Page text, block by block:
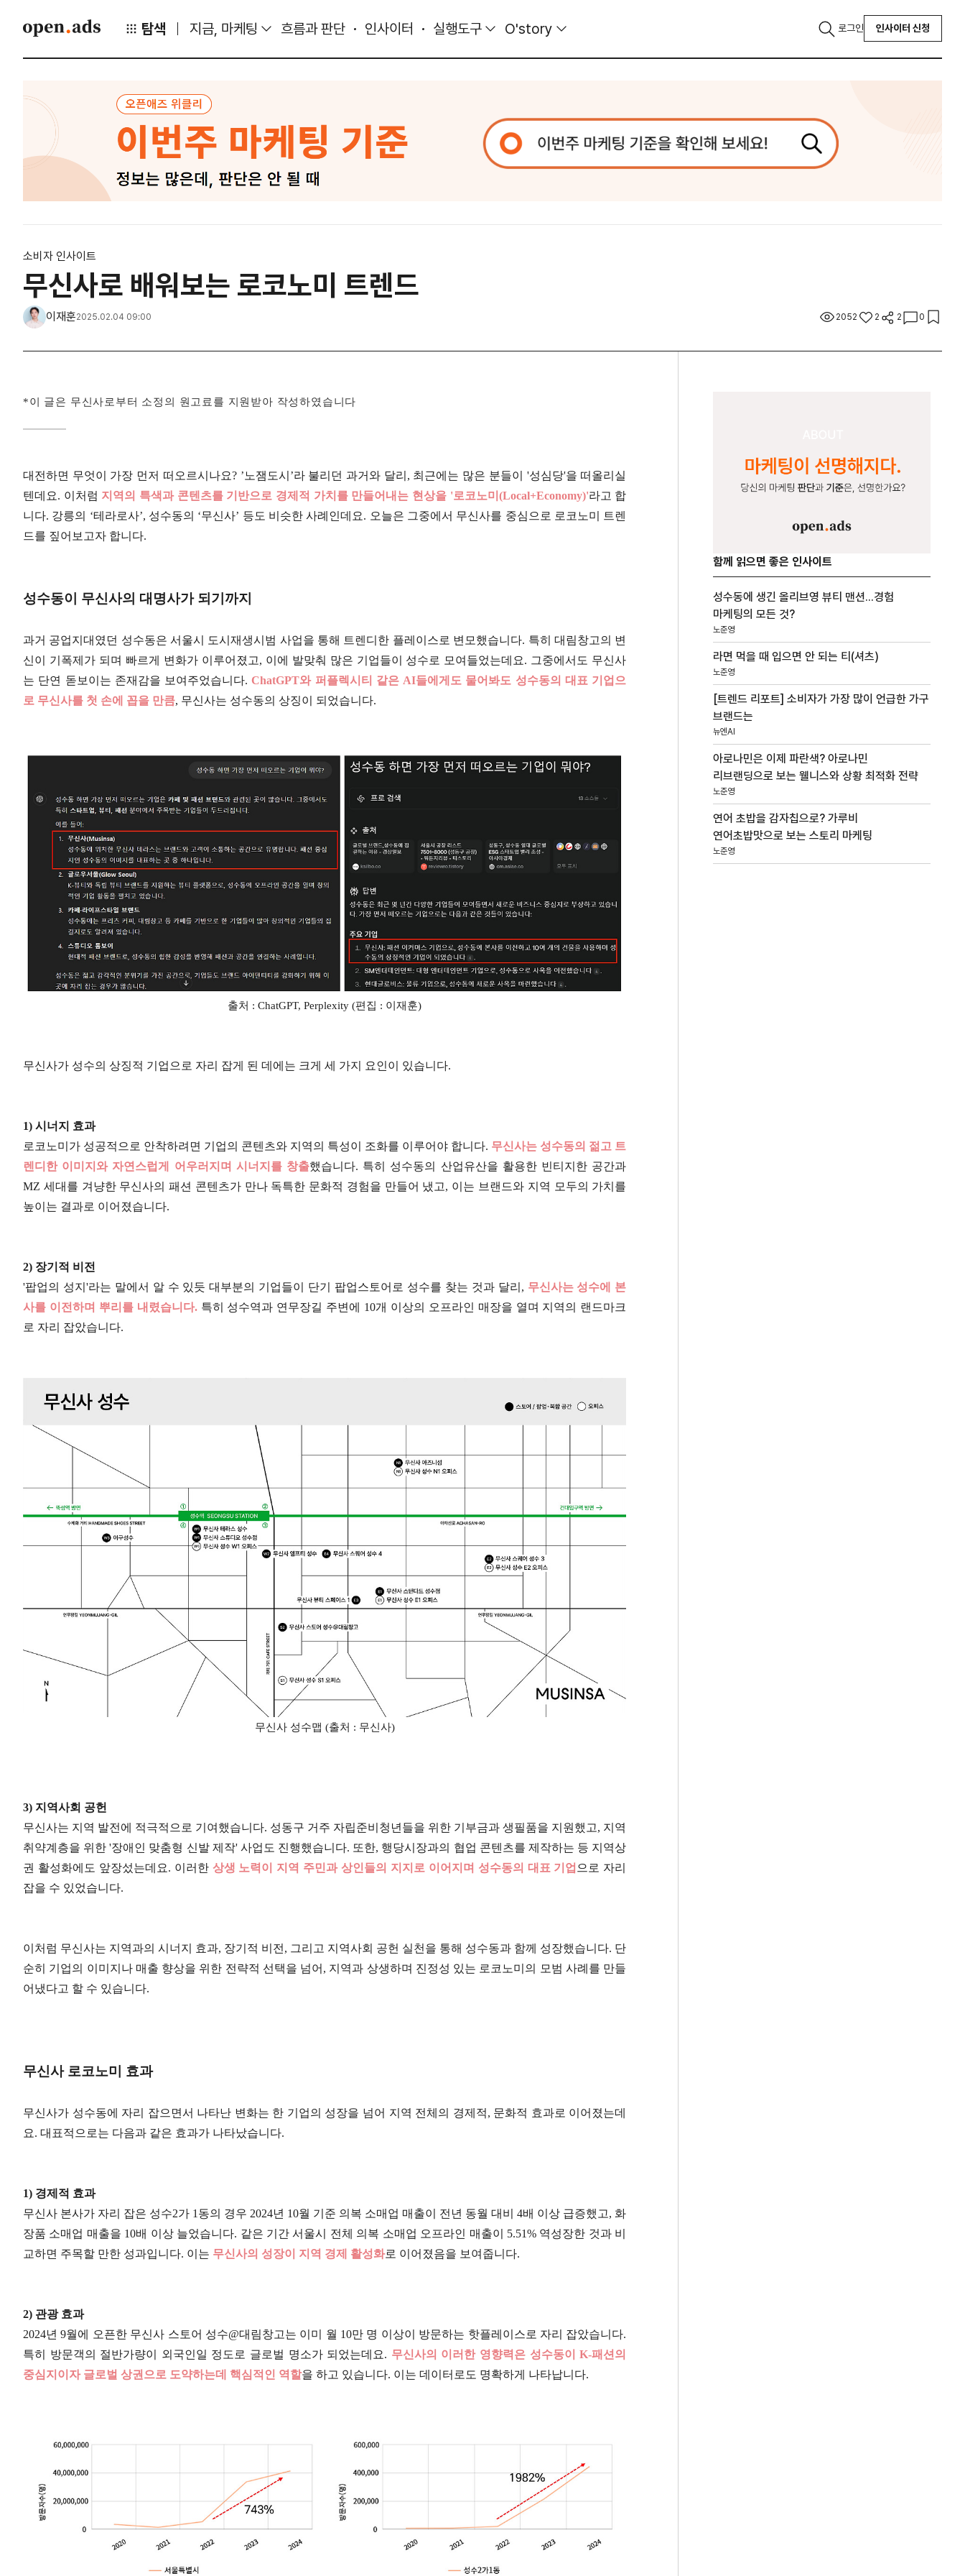
탐색 지금, 마케팅 흐름과 판단 인사이터 실행도구 O'story 로그인 인사이터 신청
소비자 인사이트
무신사로 배워보는 로코노미 트렌드
이재훈2025.02.04 09:00 2052 2 2 0
*이 글은 무신사로부터 소정의 원고료를 지원받아 작성하였습니다
대전하면 무엇이 가장 먼저 떠오르시나요? ’노잼도시’라 불리던 과거와 달리, 최근에는 많은 분들이 '성심당'을 떠올리실
텐데요. 이처럼 지역의 특색과 콘텐츠를 기반으로 경제적 가치를 만들어내는 현상을 '로코노미(Local+Economy)'라고 합
니다. 강릉의 ‘테라로사’, 성수동의 ‘무신사’ 등도 비슷한 사례인데요. 오늘은 그중에서 무신사를 중심으로 로코노미 트렌
드를 짚어보고자 합니다.
성수동이 무신사의 대명사가 되기까지
과거 공업지대였던 성수동은 서울시 도시재생시범 사업을 통해 트렌디한 플레이스로 변모했습니다. 특히 대림창고의 변
신이 기폭제가 되며 빠르게 변화가 이루어졌고, 이에 발맞춰 많은 기업들이 성수로 모여들었는데요. 그중에서도 무신사
는 단연 돋보이는 존재감을 보여주었습니다.ChatGPT와 퍼플렉시티 같은 AI들에게도 물어봐도 성수동의 대표 기업으
로 무신사를 첫 손에 꼽을 만큼, 무신사는 성수동의 상징이 되었습니다.
출처 : ChatGPT, Perplexity (편집 : 이재훈)
무신사가 성수의 상징적 기업으로 자리 잡게 된 데에는 크게 세 가지 요인이 있습니다.
1) 시너지 효과
로코노미가 성공적으로 안착하려면 기업의 콘텐츠와 지역의 특성이 조화를 이루어야 합니다. 무신사는 성수동의 젊고 트
렌디한 이미지와 자연스럽게 어우러지며 시너지를 창출했습니다. 특히 성수동의 산업유산을 활용한 빈티지한 공간과
MZ 세대를 겨냥한 무신사의 패션 콘텐츠가 만나 독특한 문화적 경험을 만들어 냈고, 이는 브랜드와 지역 모두의 가치를
높이는 결과로 이어졌습니다.
2) 장기적 비전
'팝업의 성지'라는 말에서 알 수 있듯 대부분의 기업들이 단기 팝업스토어로 성수를 찾는 것과 달리, 무신사는 성수에 본
사를 이전하며 뿌리를 내렸습니다. 특히 성수역과 연무장길 주변에 10개 이상의 오프라인 매장을 열며 지역의 랜드마크
로 자리 잡았습니다.
무신사 성수맵 (출처 : 무신사)
3) 지역사회 공헌
무신사는 지역 발전에 적극적으로 기여했습니다. 성동구 거주 자립준비청년들을 위한 기부금과 생필품을 지원했고, 지역
취약계층을 위한 '장애인 맞춤형 신발 제작' 사업도 진행했습니다. 또한, 행당시장과의 협업 콘텐츠를 제작하는 등 지역상
권 활성화에도 앞장섰는데요. 이러한 상생 노력이 지역 주민과 상인들의 지지로 이어지며 성수동의 대표 기업 으로 자리
잡을 수 있었습니다.
이처럼 무신사는 지역과의 시너지 효과, 장기적 비전, 그리고 지역사회 공헌 실천을 통해 성수동과 함께 성장했습니다. 단
순히 기업의 이미지나 매출 향상을 위한 전략적 선택을 넘어, 지역과 상생하며 진정성 있는 로코노미의 모범 사례를 만들
어냈다고 할 수 있습니다.
무신사 로코노미 효과
무신사가 성수동에 자리 잡으면서 나타난 변화는 한 기업의 성장을 넘어 지역 전체의 경제적, 문화적 효과로 이어졌는데
요. 대표적으로는 다음과 같은 효과가 나타났습니다.
1) 경제적 효과
무신사 본사가 자리 잡은 성수2가 1동의 경우 2024년 10월 기준 의복 소매업 매출이 전년 동월 대비 4배 이상 급증했고, 화
장품 소매업 매출을 10배 이상 늘었습니다. 같은 기간 서울시 전체 의복 소매업 오프라인 매출이 5.51% 역성장한 것과 비
교하면 주목할 만한 성과입니다. 이는 무신사의 성장이 지역 경제 활성화로 이어졌음을 보여줍니다.
2) 관광 효과
2024년 9월에 오픈한 무신사 스토어 성수@대림창고는 이미 월 10만 명 이상이 방문하는 핫플레이스로 자리 잡았습니다.
특히 방문객의 절반가량이 외국인일 정도로 글로벌 명소가 되었는데요. 무신사의 이러한 영향력은 성수동이 K-패션의
중심지이자 글로벌 상권으로 도약하는데 핵심적인 역할을 하고 있습니다. 이는 데이터로도 명확하게 나타납니다.
함께 읽으면 좋은 인사이트
성수동에 생긴 올리브영 뷰티 맨션...경험
마케팅의 모든 것?
노준영
라면 먹을 때 입으면 안 되는 티(셔츠)
노준영
[트렌드 리포트] 소비자가 가장 많이 언급한 가구
브랜드는
뉴엔AI
아로나민은 이제 파란색? 아로나민
리브랜딩으로 보는 웰니스와 상황 최적화 전략
노준영
연어 초밥을 감자칩으로? 가루비
연어초밥맛으로 보는 스토리 마케팅
노준영